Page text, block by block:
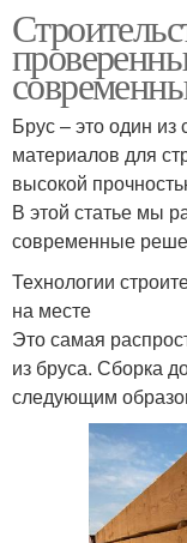
Брус – это один
материалов для
высокой
В этой статье мы
современные
Технологии
на месте
Это самая
из бруса. Сборка
следующим